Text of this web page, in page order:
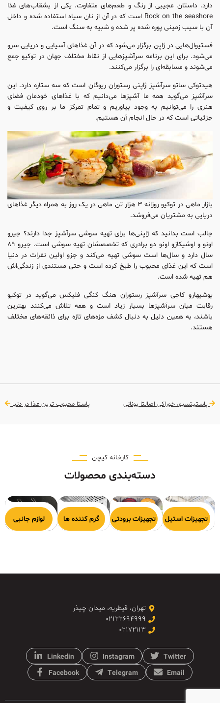
دارد. داستان عجیبی از رنگ و طعم‌های متفاوت. یکی از بشقاب‌های غذا
Rock on the seashore است که در آن از نان سیاه استفاده شده و داخل
آن با سیب زمینی پوره شده پر شده و شبیه به سنگ است.
فستیوال‌هایی در ژاپن برگزار می‌شود که در آن غذاهای آسیایی و دریایی سرو
می‌شود. برای این برنامه سرآشپزهایی از نقاط مختلف جهان در توکیو جمع
می‌شوند و مسابقه‌ای را برگزار می‌کنند.
هیدتوکی ساتو سرآشپز ژاپنی رستوران ریوگان است که سه ستاره دارد. این
سرآشپز می‌گوید همه ما آشپزها می‌دانیم که با غذاهای خودمان فضای
هنری را می‌توانیم به وجود بیاوریم و تمام تمرکز ما بر روی کیفیت و
جزئیاتی است که در حال انجام آن هستیم.
بازار ماهی در توکیو روزانه ۳ هزار تن ماهی در یک روز به همراه دیگر غذاهای
دریایی به مشتریان می‌فروشد.
جالب است بدانید که ژاپنی‌ها برای تهیه سوشی سرآشپز جدا دارند؟ جیرو
اونو و اوشیکازو اونو دو برادری که تخصصشان تهیه سوشی است. جیرو ۸۹
سال دارد و سال‌ها است سوشی تهیه می‌کند و جزو اولین نفرات در دنیا
است که این غذای محبوب را طبخ کرده است و حتی مستندی از زندگی‌اش
هم تهیه شده است.
یوشیهارو کاجی سرآشپز رستوران هنگ کنگی فلیکس می‌گوید در توکیو
رقابت میان سرآشپزها بسیار زیاد است و همه تلاش می‌کنند بهترین
باشند، به همین دلیل به دنبال کشف مزه‌های تازه برای ذائقه‌های مختلف
هستند.
پاستیتسیو، خوراکی اصالتا یونانی پاستا محبوب ترین غذا در دنیا
کارخانه کیچن
دسته‌بندی محصولات
پخت
تجهیزات استیل
تجهیزات برودتی گرم کننده ها لوازم جانبی
تهران، قیطریه، میدان چیذر
۰۲۱۲۲۶۹۴۹۹۹
۰۲۱۷۲۱۱۳
Linkedin Instagram
Twitter
Facebook
Telegram Email